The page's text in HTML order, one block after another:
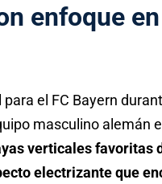
enfoque
el FC Bayern
masculino alemán
verticales favoritas
electrizante que